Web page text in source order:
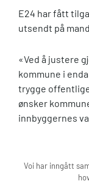
E24 har fått
utsendt på
«Ved å justere
kommune i
trygge
ønsker
innbyggernes
Voi har inngått